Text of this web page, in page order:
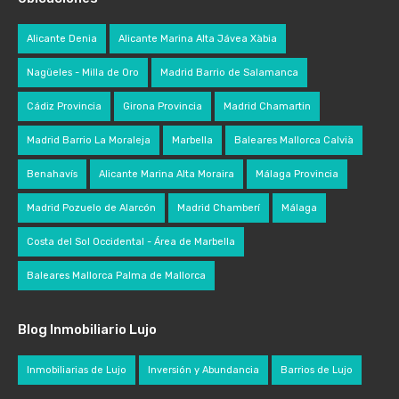
Alicante Denia Alicante Marina Alta Jávea Xàbia
Nagüeles - Milla de Oro Madrid Barrio de Salamanca
Cádiz Provincia Girona Provincia Madrid Chamartin
Madrid Barrio La Moraleja Marbella Baleares Mallorca Calvià
Benahavís Alicante Marina Alta Moraira Málaga Provincia
Madrid Pozuelo de Alarcón Madrid Chamberí Málaga
Costa del Sol Occidental - Área de Marbella
Baleares Mallorca Palma de Mallorca
Blog Inmobiliario Lujo
Inmobiliarias de Lujo Inversión y Abundancia Barrios de Lujo